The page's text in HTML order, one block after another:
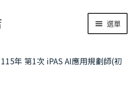
選單
開
115年 第1次 iPAS AI應用規劃師(初